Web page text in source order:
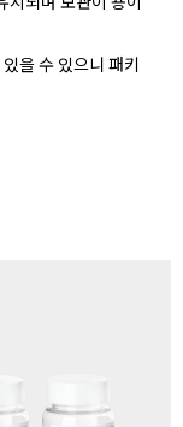
을 수 있으니 패키